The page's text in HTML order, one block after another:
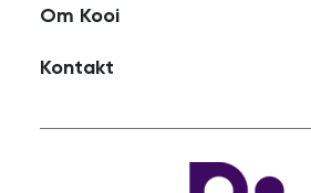
Om Kooi
Kontakt